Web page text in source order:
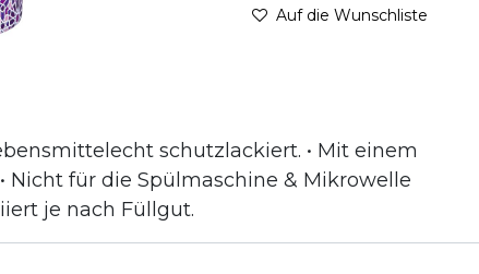
Auf die Wunschliste
schutzlackiert. • Mit einem
Nicht für die Spülmaschine & Mikrowelle
je nach Füllgut.